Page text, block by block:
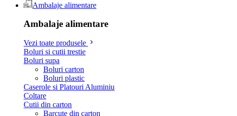
Ambalaje alimentare
Ambalaje alimentare
Vezi toate produsele
Boluri si cutii trestie
Boluri supa
Boluri carton
Boluri plastic
Caserole si Platouri Aluminiu
Coltare
Cutii din carton
Barcute din carton